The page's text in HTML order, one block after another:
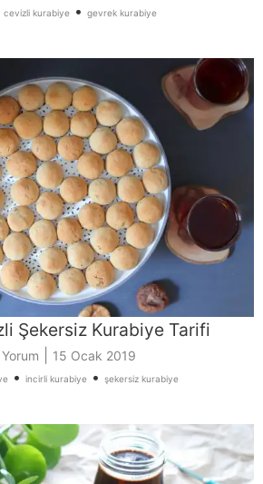
cevizli kurabiye • gevrek kurabiye
Şekersiz Kurabiye Tarifi
15 Ocak 2019
• incirli kurabiye• şekersiz kurabiye